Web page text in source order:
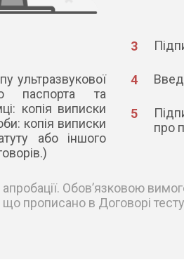
ультразвукової
паспорта та
виписки
копія виписки
або іншого
про
апробації. Обов’язковою
що прописано в Договорі